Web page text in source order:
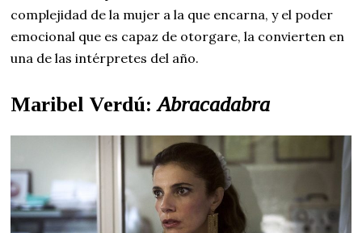
complejidad de la mujer a la que encarna, y el poder
emocional que es capaz de otorgare, la convierten en
una de las intérpretes del año.
Maribel Verdú:Abracadabra